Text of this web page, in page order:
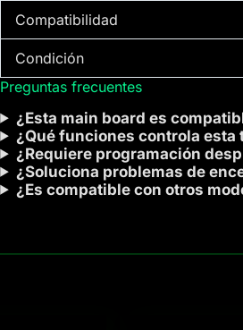
Compatibilidad
Condición
Preguntas frecuentes
¿Esta main board es
¿Qué funciones controla
¿Requiere programación
¿Soluciona problemas de
¿Es compatible con otros